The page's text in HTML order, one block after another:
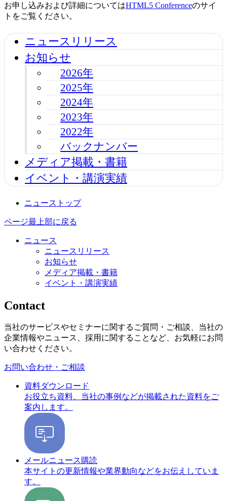
お申し込みおよび詳細についてはHTML5 Conferenceのサイ
トをご覧ください。
ニュースリリース
お知らせ
2026年
2025年
2024年
2023年
2022年
バックナンバー
メディア掲載・書籍
イベント・講演実績
ニューストップ
ページ最上部に戻る
ニュース
ニュースリリース
お知らせ
メディア掲載・書籍
イベント・講演実績
Contact
当社のサービスやセミナーに関するご質問・ご相談、当社の
企業情報やニュース、採用に関することなど、お気軽にお問
い合わせください。
お問い合わせ・ご相談
資料ダウンロード
お役立ち資料、当社の事例などが掲載された資料をご
案内します。
メールニュース購読
本サイトの更新情報や業界動向などをお伝えしていま
す。